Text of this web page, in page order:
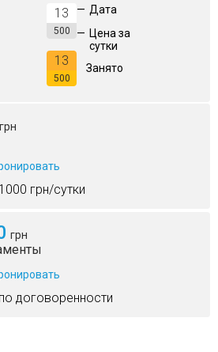
13
500
— Дата
— Цена за
сутки
13
500
Занято
грн
грн/сутки
грн
договоренности